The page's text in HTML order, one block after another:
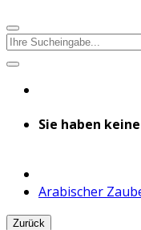
Sie haben
Arabischer
Zurück